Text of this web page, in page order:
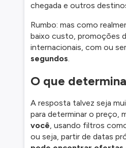
chegada e outros
Rumbo: mas como
baixo custo, promoções
internacionais, com ou
segundos.
O que
A resposta talvez seja
para determinar o preço,
você, usando filtros
ou seja, partir de datas